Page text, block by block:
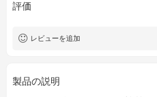
評価
レビューを追加
製品の説明